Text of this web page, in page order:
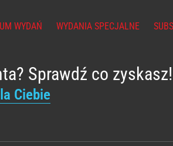
WYDAŃ WYDANIA SPECJALNE
Sprawdź co zyskasz!
Ciebie